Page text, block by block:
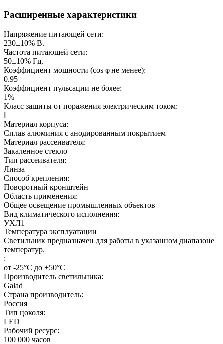
Расширенные характеристики
Напряжение питающей сети:
230±10% В.
Частота питающей сети:
50±10% Гц.
Коэффициент мощности (cos φ не менее):
0.95
Коэффициент пульсации не более:
1%
Класс защиты от поражения электрическим током:
Материал корпуса:
Сплав алюминия с анодированным покрытием
Материал рассеивателя:
Закаленное стекло
Тип рассеивателя:
Линза
Способ крепления:
Поворотный кронштейн
Область применения:
Общее освещение промышленных объектов
Вид климатического исполнения:
УХЛ1
Температура эксплуатации
Светильник предназначен для работы в указанном диапазоне
температур.
:
от -25°С до +50°С
Производитель светильника:
Galad
Страна производитель:
Россия
Тип цоколя:
LED
Рабочий ресурс:
100 000 часов